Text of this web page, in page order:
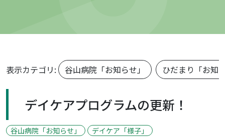
表示カテゴリ: 谷山病院「お知らせ」 ひだまり「お知
デイケアプログラムの更新！
谷山病院「お知らせ」 デイケア「様子」